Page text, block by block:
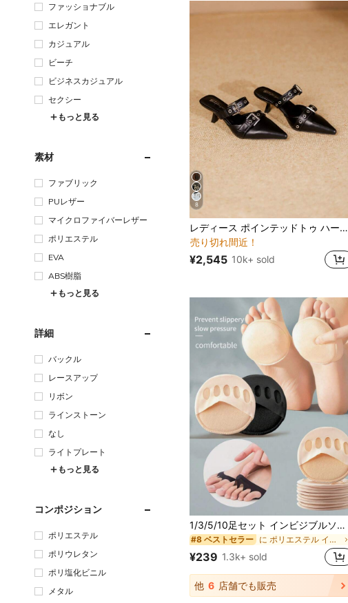
ファッショナブル
エレガント
カジュアル
ビーチ
ビジネスカジュアル
セクシー
もっと見る
素材
ファブリック
PUレザー
マイクロファイバーレザー
ポリエステル
EVA
ABS樹脂
もっと見る
詳細
バックル
レースアップ
リボン
ラインストーン
なし
ライトプレート
もっと見る
コンポジション
ポリエステル
ポリウレタン
ポリ塩化ビニル
メタル
8
レディース ポインテッドトゥ ハーフスリッポン ファッション シルバー ハイヒール ミュールシューズ スティレットヒール
#1 ベストセラー プレーン 女性用パンプス
売り切れ間近！
#1 ベストセラー
売り切れ間近！
#1 ベストセラー
売り切れ間近！
#1 ベストセラー プレーン 女性用パンプス
¥2,545 10k+ sold
1/3/5/10足セット インビジブルソールソックス サンダル用 レディース ハーフ丈ソックス 前足パッド付き つま先出し 滑り止め 五本指ソックス
#8 ベストセラー に ポリエステル インソール
¥239 1.3k+ sold
他 6 店舗でも販売